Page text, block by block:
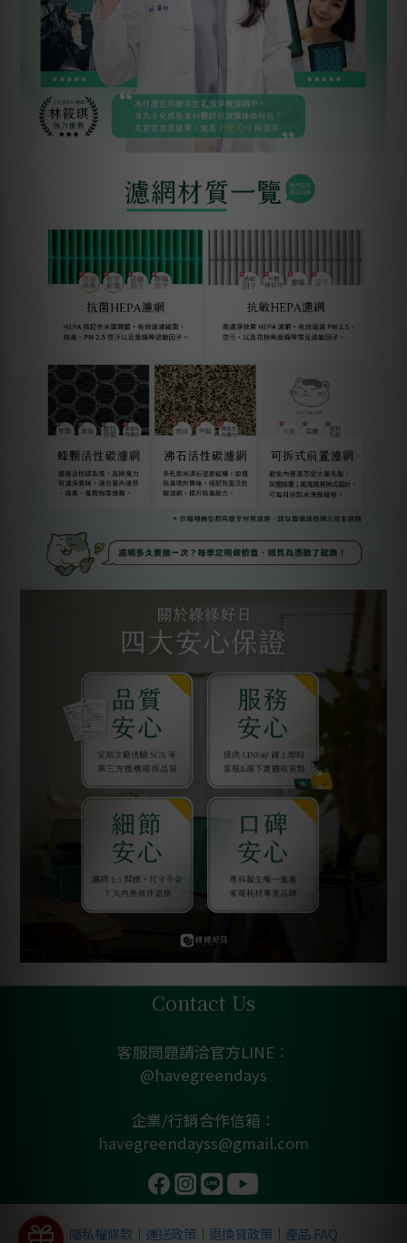
Contact Us
客服問題請洽官方LINE：
@havegreendays
企業/行銷合作信箱：
havegreendayss@gmail.com
隱私權條款 ｜ 運送政策 ｜ 退換貨政策 ｜ 產品 FAQ